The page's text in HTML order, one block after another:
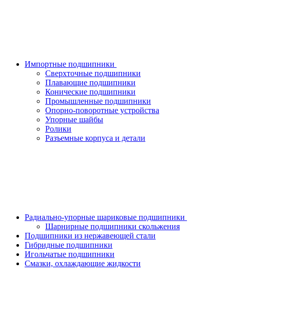
Импортные подшипники
Сверхточные подшипники
Плавающие подшипники
Конические подшипники
Промышленные подшипники
Опорно-поворотные устройства
Упорные шайбы
Ролики
Разъемные корпуса и детали
Радиально-упорные шариковые подшипники
Шарнирные подшипники скольжения
Подшипники из нержавеющей стали
Гибридные подшипники
Игольчатые подшипники
Смазки, охлаждающие жидкости